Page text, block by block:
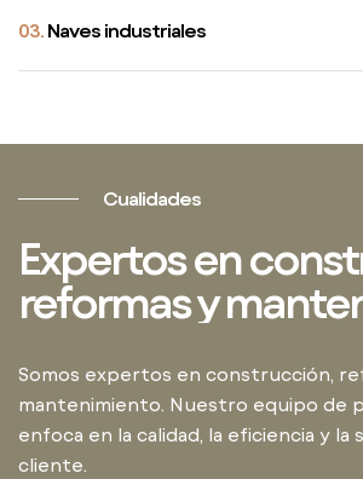
03. Naves industriales
Cualidades
Expertos en
reformas y
Somos expertos en construcción,
mantenimiento. Nuestro equipo de
enfoca en la calidad, la eficiencia y la
cliente.